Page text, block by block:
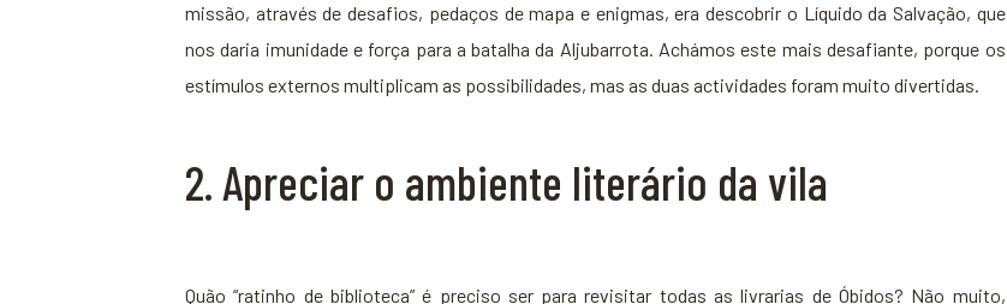
missão, através de desafios, pedaços de mapa e enigmas, era descobrir o Líquido da Salvação, que
nos daria imunidade e força para a batalha da Aljubarrota. Achámos este mais desafiante, porque os
estímulos externos multiplicam as possibilidades, mas as duas actividades foram muito divertidas.
2. Apreciar o ambiente literário da vila
Quão “ratinho de biblioteca” é preciso ser para revisitar todas as livrarias de Óbidos? Não muito,